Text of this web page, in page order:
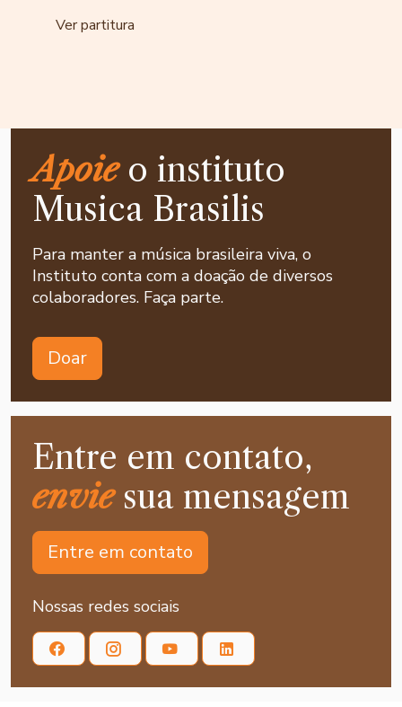
Ver partitura
Apoieo instituto
Musica Brasilis
Para manter a música brasileira viva, o
Instituto conta com a doação de diversos
colaboradores. Faça parte.
Doar
Entre em contato,
enviesua mensagem
Entre em contato
Nossas redes sociais